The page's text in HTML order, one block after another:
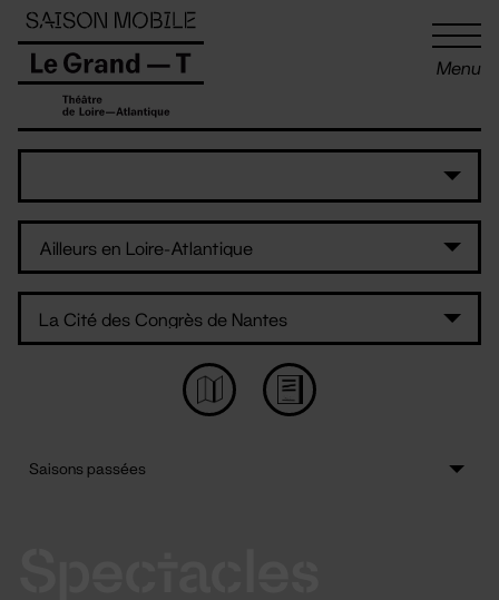
Menu
Panneau de gestion des cookies